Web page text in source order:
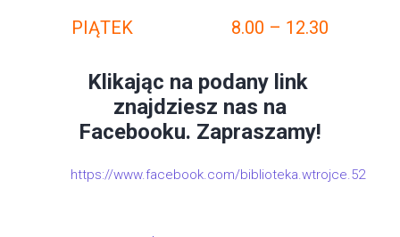
PIĄTEK 8.00 – 12.30
Klikając na podany link
znajdziesz nas na
Facebooku. Zapraszamy!
https://www.facebook.com/biblioteka.wtrojce.52